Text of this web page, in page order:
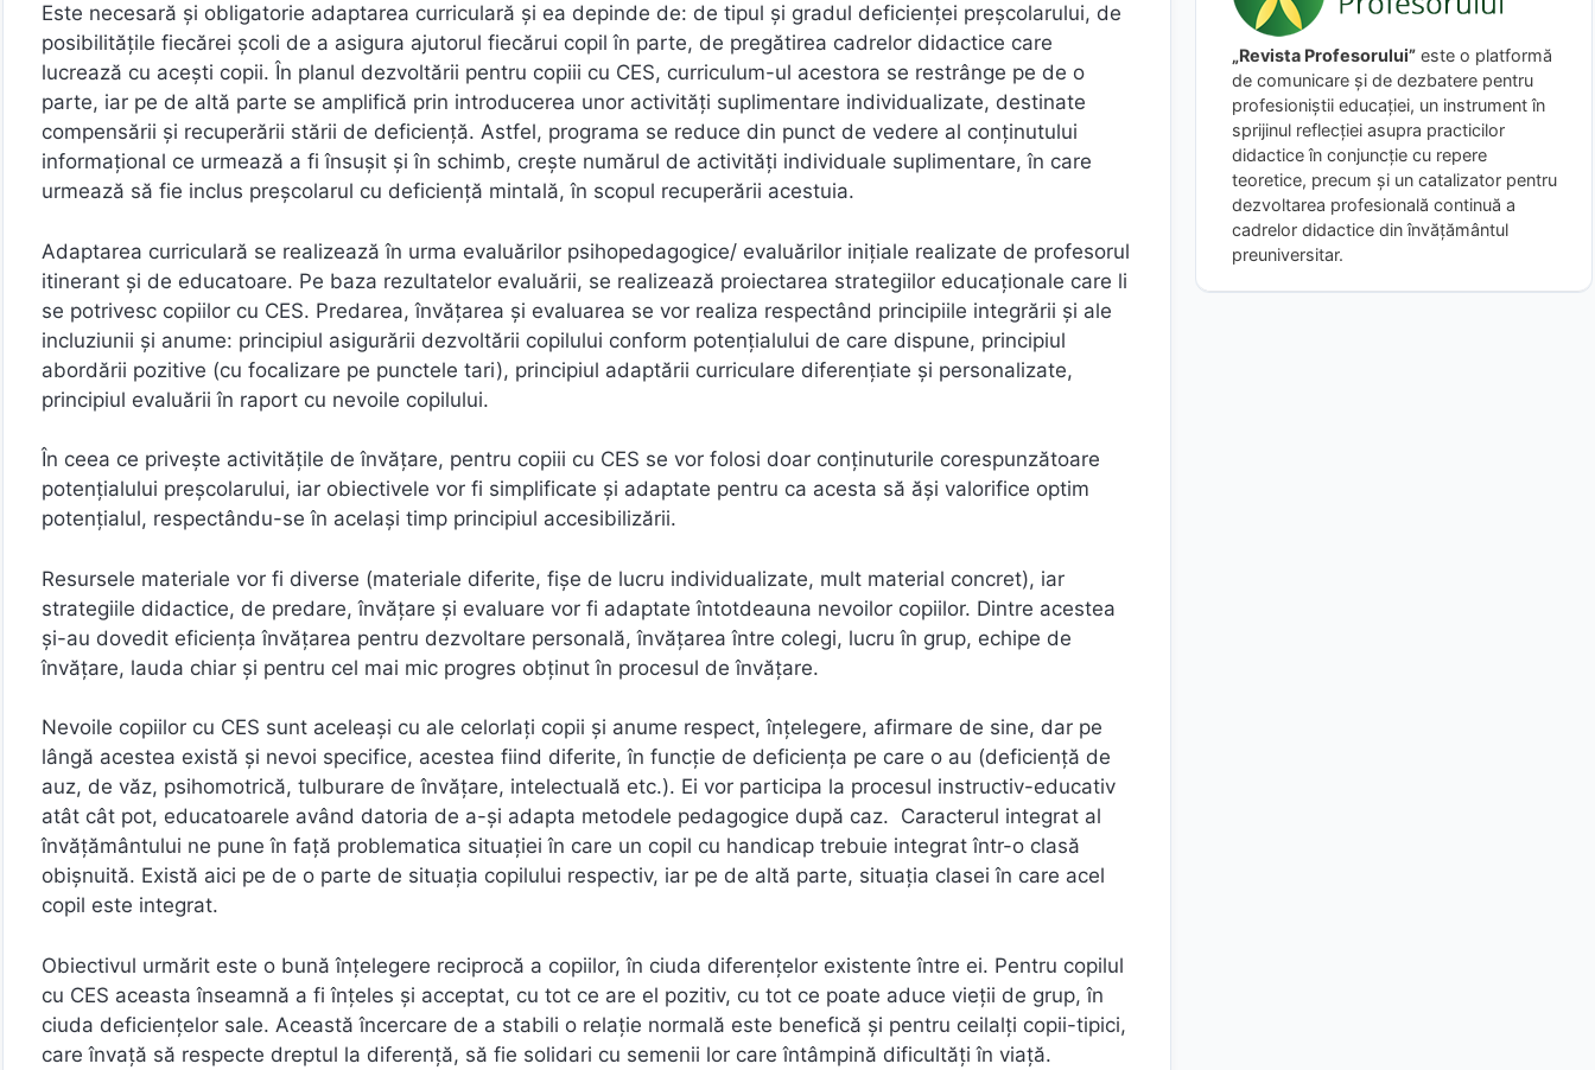
Este necesară și obligatorie adaptarea curriculară și ea depinde de: de tipul și gradul deficienței preșcolarului, de
posibilitățile fiecărei școli de a asigura ajutorul fiecărui copil în parte, de pregătirea cadrelor didactice care
lucrează cu acești copii. În planul dezvoltării pentru copiii cu CES, curriculum-ul acestora se restrânge pe de o
parte, iar pe de altă parte se amplifică prin introducerea unor activităţi suplimentare individualizate, destinate
compensării şi recuperării stării de deficienţă. Astfel, programa se reduce din punct de vedere al conţinutului
informaţional ce urmează a fi însuşit și în schimb, creşte numărul de activităţi individuale suplimentare, în care
urmează să fie inclus preșcolarul cu deficienţă mintală, în scopul recuperării acestuia.
Adaptarea curriculară se realizează în urma evaluărilor psihopedagogice/ evaluărilor iniţiale realizate de profesorul
itinerant și de educatoare. Pe baza rezultatelor evaluării, se realizează proiectarea strategiilor educaţionale care li
se potrivesc copiilor cu CES. Predarea, învăţarea şi evaluarea se vor realiza respectând principiile integrării şi ale
incluziunii și anume: principiul asigurării dezvoltării copilului conform potențialului de care dispune, principiul
abordării pozitive (cu focalizare pe punctele tari), principiul adaptării curriculare diferențiate și personalizate,
principiul evaluării în raport cu nevoile copilului.
În ceea ce privește activitățile de învățare, pentru copiii cu CES se vor folosi doar conținuturile corespunzătoare
potențialului preșcolarului, iar obiectivele vor fi simplificate și adaptate pentru ca acesta să ăși valorifice optim
potențialul, respectându-se în același timp principiul accesibilizării.
Resursele materiale vor fi diverse (materiale diferite, fișe de lucru individualizate, mult material concret), iar
strategiile didactice, de predare, învățare și evaluare vor fi adaptate întotdeauna nevoilor copiilor. Dintre acestea
și-au dovedit eficiența învăţarea pentru dezvoltare personală, învăţarea între colegi, lucru în grup, echipe de
învăţare, lauda chiar şi pentru cel mai mic progres obţinut în procesul de învăţare.
Nevoile copiilor cu CES sunt aceleași cu ale celorlați copii și anume respect, înțelegere, afirmare de sine, dar pe
lângă acestea există și nevoi specifice, acestea fiind diferite, în funcție de deficiența pe care o au (deficiență de
auz, de văz, psihomotrică, tulburare de învățare, intelectuală etc.). Ei vor participa la procesul instructiv-educativ
atât cât pot, educatoarele având datoria de a-și adapta metodele pedagogice după caz. Caracterul integrat al
învăţământului ne pune în faţă problematica situaţiei în care un copil cu handicap trebuie integrat într-o clasă
obişnuită. Există aici pe de o parte de situaţia copilului respectiv, iar pe de altă parte, situaţia clasei în care acel
copil este integrat.
Obiectivul urmărit este o bună înţelegere reciprocă a copiilor, în ciuda diferenţelor existente între ei. Pentru copilul
cu CES aceasta înseamnă a fi înţeles şi acceptat, cu tot ce are el pozitiv, cu tot ce poate aduce vieţii de grup, în
ciuda deficiențelor sale. Această încercare de a stabili o relație normală este benefică şi pentru ceilalţi copii-tipici,
care învaţă să respecte dreptul la diferenţă, să fie solidari cu semenii lor care întâmpină dificultăţi în viaţă.
„Revista Profesorului” este o platformă
de comunicare și de dezbatere pentru
profesioniștii educației, un instrument în
sprijinul reflecției asupra practicilor
didactice în conjuncție cu repere
teoretice, precum și un catalizator pentru
dezvoltarea profesională continuă a
cadrelor didactice din învățământul
preuniversitar.